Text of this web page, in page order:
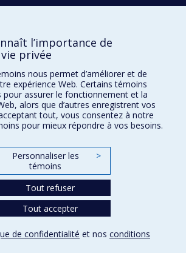
de l’activité physique
l’importance de
privée
nous permet d’améliorer et de
expérience Web. Certains témoins
pour assurer le fonctionnement et la
alors que d’autres enregistrent vos
tout, vous consentez à notre
pour mieux répondre à vos besoins.
Personnaliser les
témoins
>
Tout refuser
Tout accepter
de confidentialité et nos conditions